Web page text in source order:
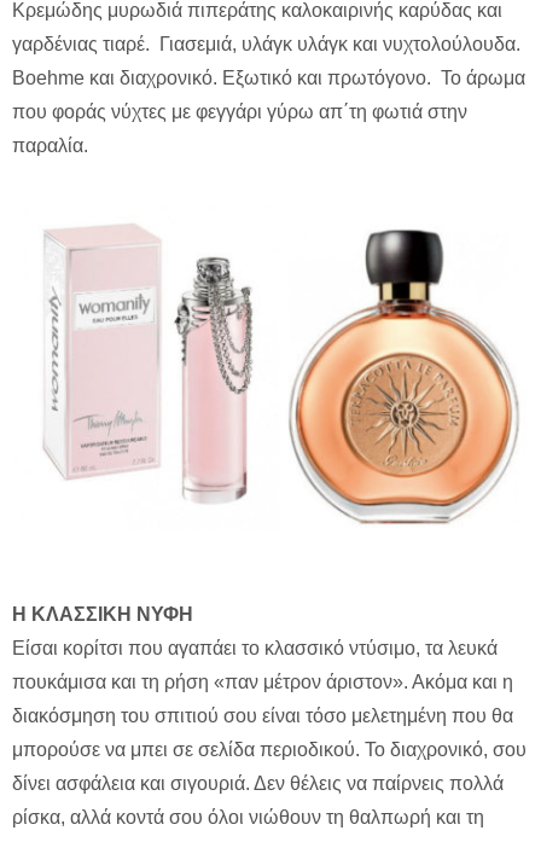
Κρεμώδης μυρωδιά πιπεράτης καλοκαιρινής καρύδας και
γαρδένιας τιαρέ. Γιασεμιά, υλάγκ υλάγκ και νυχτολούλουδα.
Boehme και διαχρονικό. Εξωτικό και πρωτόγονο. Το άρωμα
που φοράς νύχτες με φεγγάρι γύρω απ΄τη φωτιά στην
παραλία.
H ΚΛΑΣΣΙΚΗ ΝΥΦΗ
Είσαι κορίτσι που αγαπάει το κλασσικό ντύσιμο, τα λευκά
πουκάμισα και τη ρήση «παν μέτρον άριστον». Ακόμα και η
διακόσμηση του σπιτιού σου είναι τόσο μελετημένη που θα
μπορούσε να μπει σε σελίδα περιοδικού. Το διαχρονικό, σου
δίνει ασφάλεια και σιγουριά. Δεν θέλεις να παίρνεις πολλά
ρίσκα, αλλά κοντά σου όλοι νιώθουν τη θαλπωρή και τη